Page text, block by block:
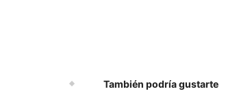
También podría gustarte